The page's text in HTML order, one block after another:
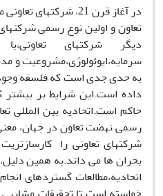
در آغاز قرن 21،
تعاون و اولین نوع رسمی
دیگر شرکتهای
سرمایه،ایوئولوژی،مشروعیت و
به حدی جدی است که فلسفه
داده است.این شرایط بر بیشتر
حاکم است.اتحادیه بین المللی
رسمی نهضت تعاون در جهان،
شرکتهای تعاونی را
بحران ها می داند.به همین
اتحادیه،مطالعات گستردهای